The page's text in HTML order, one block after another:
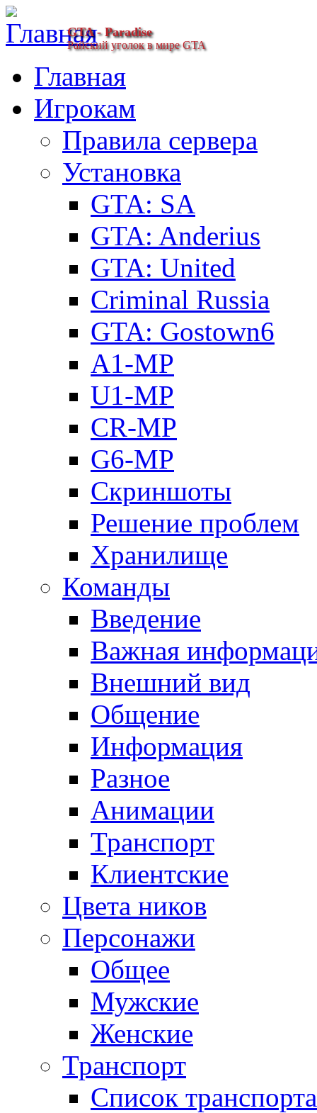
GTA - Paradise
Райский уголок в мире GTA
Главная
Игрокам
Правила сервера
Установка
GTA: SA
GTA: Anderius
GTA: United
Criminal Russia
GTA: Gostown6
A1-MP
U1-MP
CR-MP
G6-MP
Скриншоты
Решение проблем
Хранилище
Команды
Введение
Важная
Внешний вид
Общение
Информация
Разное
Анимации
Транспорт
Клиентские
Цвета ников
Персонажи
Общее
Мужские
Женские
Транспорт
Список транспорта